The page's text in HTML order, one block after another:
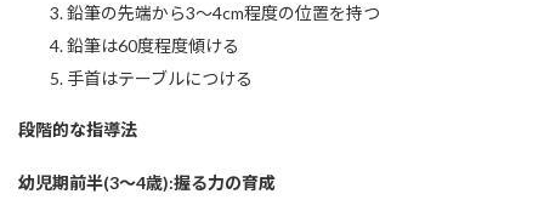
鉛筆の先端から3〜4cm程度の位置を持つ
鉛筆は60度程度傾ける
手首はテーブルにつける
段階的な指導法
幼児期前半(3〜4歳):握る力の育成